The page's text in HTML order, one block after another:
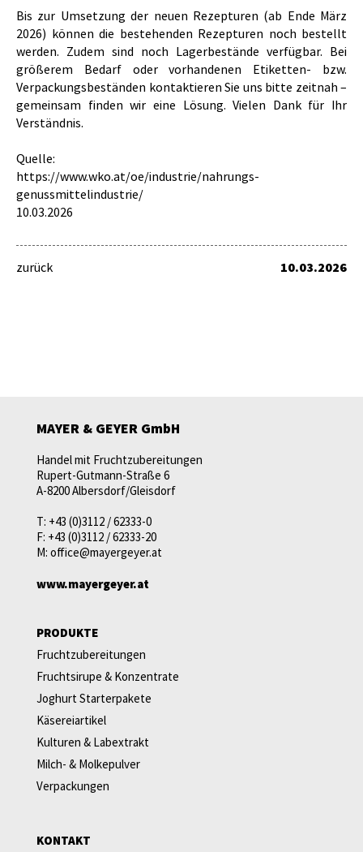
Bis zur Umsetzung der neuen Rezepturen (ab Ende März
2026) können die bestehenden Rezepturen noch bestellt
werden. Zudem sind noch Lagerbestände verfügbar. Bei
größerem Bedarf oder vorhandenen Etiketten- bzw.
Verpackungsbeständen kontaktieren Sie uns bitte zeitnah –
gemeinsam finden wir eine Lösung. Vielen Dank für Ihr
Verständnis.
Quelle:
https://www.wko.at/oe/industrie/nahrungs-
genussmittelindustrie/
10.03.2026
zurück 10.03.2026
MAYER & GEYER GmbH
Handel mit Fruchtzubereitungen
Rupert-Gutmann-Straße 6
A-8200 Albersdorf/Gleisdorf
T: +43 (0)3112 / 62333-0
F: +43 (0)3112 / 62333-20
M: office@mayergeyer.at
www.mayergeyer.at
PRODUKTE
Fruchtzubereitungen
Fruchtsirupe & Konzentrate
Joghurt Starterpakete
Käsereiartikel
Kulturen & Labextrakt
Milch- & Molkepulver
Verpackungen
KONTAKT